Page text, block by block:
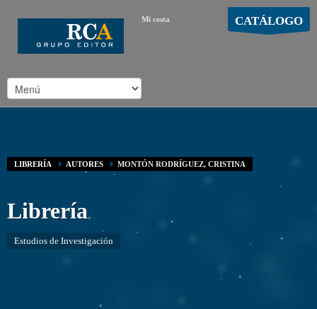
Mi cesta CATÁLOGO
LIBRERÍA AUTORES MONTÓN RODRÍGUEZ, CRISTINA
Librería
Estudios de Investigación